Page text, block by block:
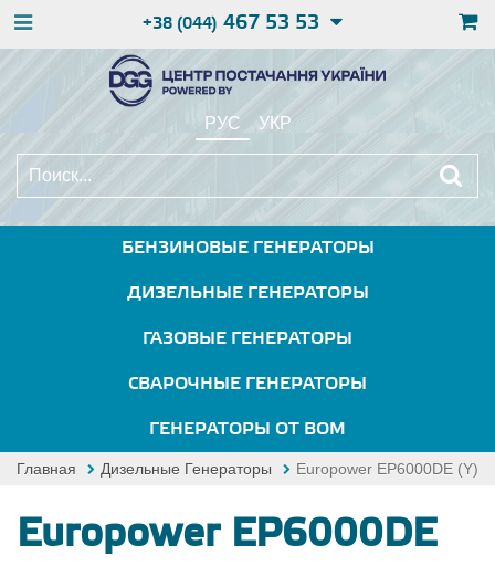
+38 (044) 467 53 53
РУС УКР
БЕНЗИНОВЫЕ ГЕНЕРАТОРЫ
ДИЗЕЛЬНЫЕ ГЕНЕРАТОРЫ
ГАЗОВЫЕ ГЕНЕРАТОРЫ
СВАРОЧНЫЕ ГЕНЕРАТОРЫ
ГЕНЕРАТОРЫ ОТ ВОМ
Главная Дизельные Генераторы Europower EP6000DE (Y)
Europower EP6000DE